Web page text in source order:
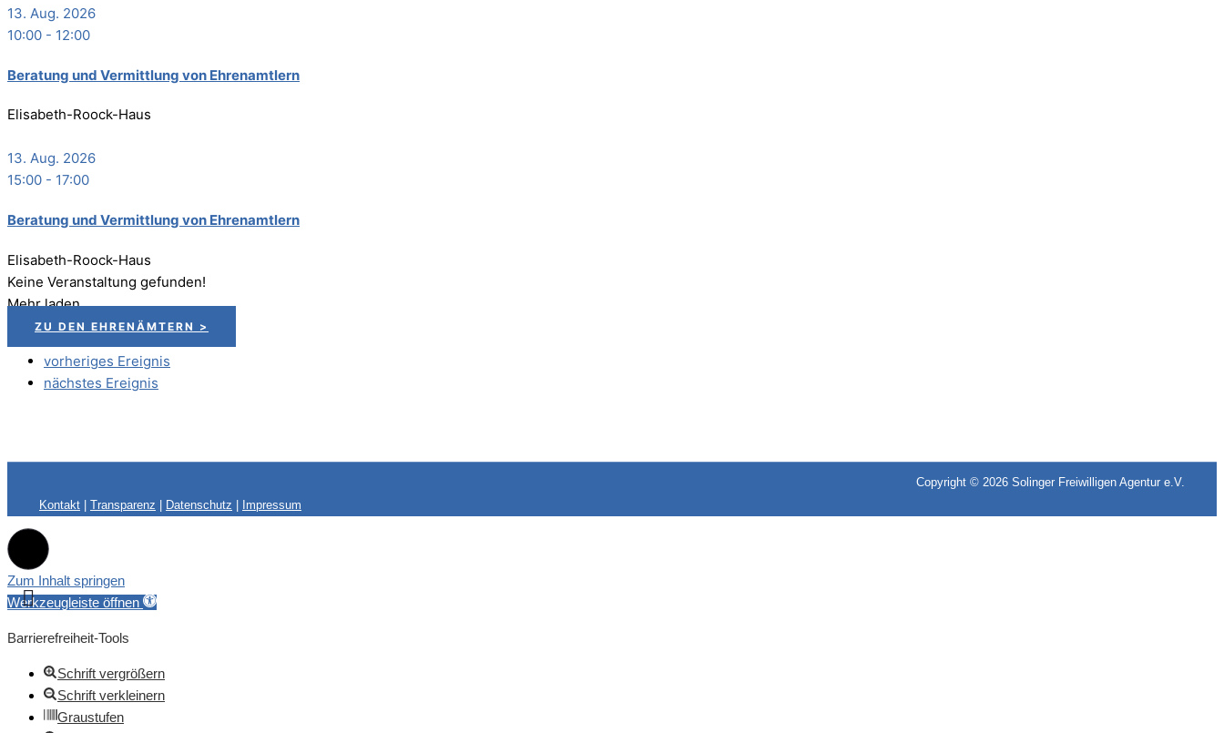
13. Aug. 2026
10:00 - 12:00
Bera­tung und Ver­mitt­lung von Ehrenamtlern
Elisabeth-Roock-Haus
13. Aug. 2026
15:00 - 17:00
Bera­tung und Ver­mitt­lung von Ehrenamtlern
Elisabeth-Roock-Haus
Keine Veranstaltung gefunden!
Mehr laden
ZU DEN EHRENÄMTERN >
vorheriges Ereignis
nächstes Ereignis
Copyright © 2026 Solinger Freiwilligen Agentur e.V.
Kontakt | Transparenz | Datenschutz | Impressum
Zum Inhalt springen
Werkzeugleiste öffnen
Barrierefreiheit-Tools
Schrift vergrößern
Schrift verkleinern
Graustufen